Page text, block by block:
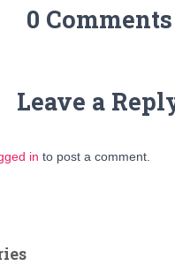
0 Comments
Leave a
in to post a comment.